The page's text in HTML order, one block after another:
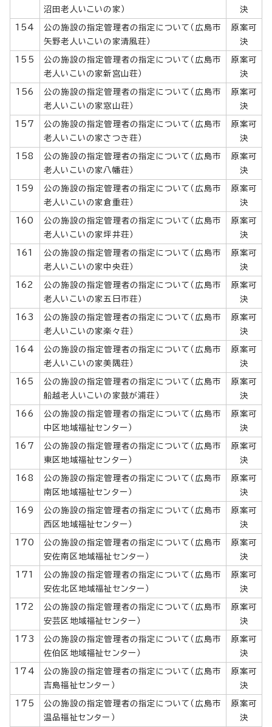
沼田老人いこいの家）
決
154
公の施設の指定管理者の指定について（広島市
矢野老人いこいの家清風荘）
原案可
決
155
公の施設の指定管理者の指定について（広島市
老人いこいの家新宮山荘）
原案可
決
156
公の施設の指定管理者の指定について（広島市
老人いこいの家窓山荘）
原案可
決
157
公の施設の指定管理者の指定について（広島市
老人いこいの家さつき荘）
原案可
決
158
公の施設の指定管理者の指定について（広島市
老人いこいの家八幡荘）
原案可
決
159
公の施設の指定管理者の指定について（広島市
老人いこいの家倉重荘）
原案可
決
160
公の施設の指定管理者の指定について（広島市
老人いこいの家坪井荘）
原案可
決
161
公の施設の指定管理者の指定について（広島市
老人いこいの家中央荘）
原案可
決
162
公の施設の指定管理者の指定について（広島市
老人いこいの家五日市荘）
原案可
決
163
公の施設の指定管理者の指定について（広島市
老人いこいの家楽々荘）
原案可
決
164
公の施設の指定管理者の指定について（広島市
老人いこいの家美隅荘）
原案可
決
165
公の施設の指定管理者の指定について（広島市
船越老人いこいの家鼓が浦荘）
原案可
決
166
公の施設の指定管理者の指定について（広島市
中区地域福祉センター）
原案可
決
167
公の施設の指定管理者の指定について（広島市
東区地域福祉センター）
原案可
決
168
公の施設の指定管理者の指定について（広島市
南区地域福祉センター）
原案可
決
169
公の施設の指定管理者の指定について（広島市
西区地域福祉センター）
原案可
決
170
公の施設の指定管理者の指定について（広島市
安佐南区地域福祉センター）
原案可
決
171
公の施設の指定管理者の指定について（広島市
安佐北区地域福祉センター）
原案可
決
172
公の施設の指定管理者の指定について（広島市
安芸区地域福祉センター）
原案可
決
173
公の施設の指定管理者の指定について（広島市
佐伯区地域福祉センター）
原案可
決
174
公の施設の指定管理者の指定について（広島市
吉島福祉センター）
原案可
決
175
公の施設の指定管理者の指定について（広島市
温品福祉センター）
原案可
決